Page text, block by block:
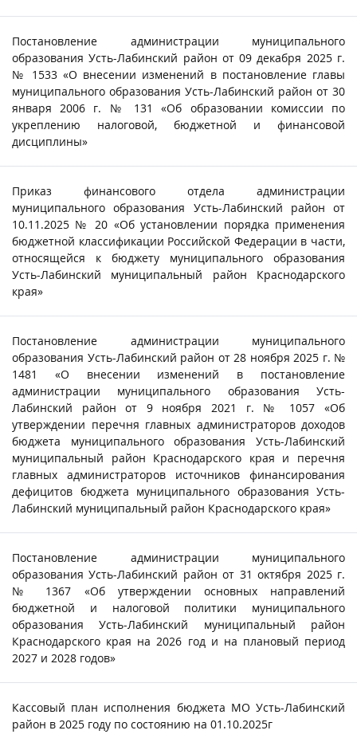
Постановление администрации муниципального
образования Усть-Лабинский район от 09 декабря 2025 г.
№ 1533 «О внесении изменений в постановление главы
муниципального образования Усть-Лабинский район от 30
января 2006 г. № 131 «Об образовании комиссии по
укреплению налоговой, бюджетной и финансовой
дисциплины»
Приказ финансового отдела администрации
муниципального образования Усть-Лабинский район от
10.11.2025 № 20 «Об установлении порядка применения
бюджетной классификации Российской Федерации в части,
относящейся к бюджету муниципального образования
Усть-Лабинский муниципальный район Краснодарского
края»
Постановление администрации муниципального
образования Усть-Лабинский район от 28 ноября 2025 г. №
1481 «О внесении изменений в постановление
администрации муниципального образования Усть-
Лабинский район от 9 ноября 2021 г. № 1057 «Об
утверждении перечня главных администраторов доходов
бюджета муниципального образования Усть-Лабинский
муниципальный район Краснодарского края и перечня
главных администраторов источников финансирования
дефицитов бюджета муниципального образования Усть-
Лабинский муниципальный район Краснодарского края»
Постановление администрации муниципального
образования Усть-Лабинский район от 31 октября 2025 г.
№ 1367 «Об утверждении основных направлений
бюджетной и налоговой политики муниципального
образования Усть-Лабинский муниципальный район
Краснодарского края на 2026 год и на плановый период
2027 и 2028 годов»
Кассовый план исполнения бюджета МО Усть-Лабинский
район в 2025 году по состоянию на 01.10.2025г